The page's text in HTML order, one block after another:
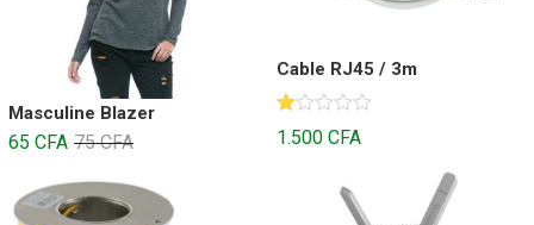
Masculine Blazer
75CFA
65 CFA
Cable RJ45 / 3m
N
ot
1.500 CFA